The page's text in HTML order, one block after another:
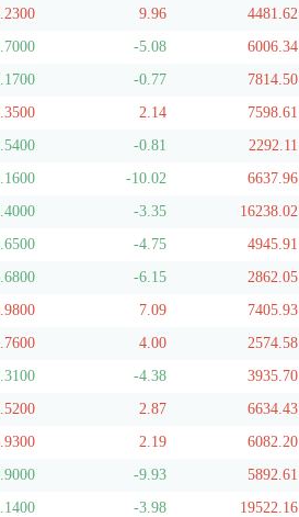
9.96 4481.62
-5.08 6006.34
-0.77 7814.50
2.14 7598.61
-0.81 2292.11
-10.02 6637.96
-3.35 16238.02
-4.75 4945.91
-6.15 2862.05
7.09 7405.93
4.00 2574.58
-4.38 3935.70
2.87 6634.43
2.19 6082.20
-9.93 5892.61
-3.98 19522.16